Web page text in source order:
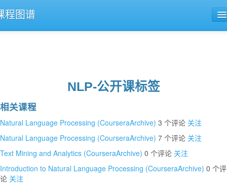
程图谱
NLP-公开课标签
相关课程
Natural Language Processing (CourseraArchive) 3 个评论 关注
Natural Language Processing (CourseraArchive) 7 个评论 关注
Text Mining and Analytics (CourseraArchive) 0 个评论 关注
Introduction to Natural Language Processing (CourseraArchive) 0 个评
论 关注